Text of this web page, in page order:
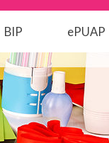
BIP ePUAP